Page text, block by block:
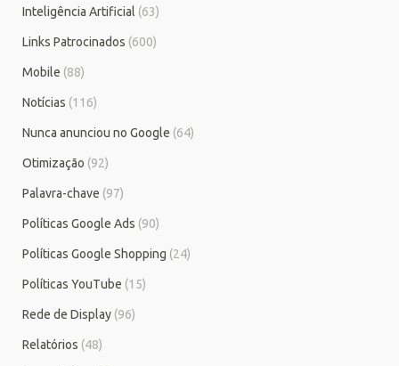
Inteligência Artificial (63)
Links Patrocinados (600)
Mobile (88)
Notícias (116)
Nunca anunciou no Google (64)
Otimização (92)
Palavra-chave (97)
Políticas Google Ads (90)
Políticas Google Shopping (24)
Políticas YouTube (15)
Rede de Display (96)
Relatórios (48)